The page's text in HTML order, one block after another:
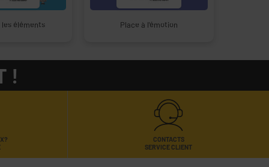
éléments Place à l'émotion
!
CONTACTS
SERVICE CLIENT